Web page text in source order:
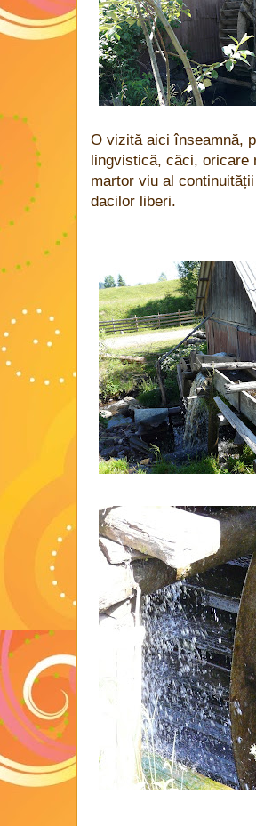
O vizită aici înseamnă,
lingvistică, căci, oricare
martor viu al
dacilor liberi.